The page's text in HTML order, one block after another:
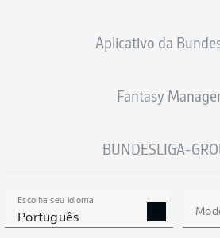
Aplicativo da
Fantasy
BUNDESLIGA-
Escolha seu idioma
Português
TEMPORADA